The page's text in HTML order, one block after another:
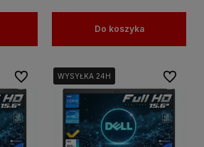
Do koszyka
Do ulubionychWYSYŁKA 24H
WYSYŁKA 24H
WYSYŁKA 24H Do